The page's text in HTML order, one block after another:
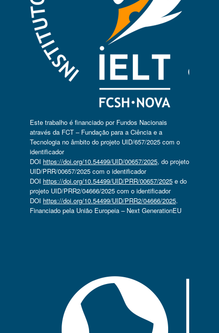
Este trabalho é financiado por Fundos Nacionais
através da FCT – Fundação para a Ciência e a
Tecnologia no âmbito do projeto UID/657/2025 com o
identificador
DOI https://doi.org/10.54499/UID/00657/2025, do projeto
UID/PRR/00657/2025 com o identificador
DOI https://doi.org/10.54499/UID/PRR/00657/2025e do
projeto UID/PRR2/04666/2025 com o identificador
DOI https://doi.org/10.54499/UID/PRR2/04666/2025.
Financiado pela União Europeia – Next GenerationEU